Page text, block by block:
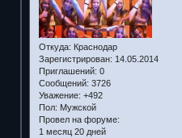
Откуда: Краснодар
Зарегистрирован: 14.05.2014
Приглашений: 0
Сообщений: 3726
Уважение: +492
Пол: Мужской
Провел на форуме:
1 месяц 20 дней